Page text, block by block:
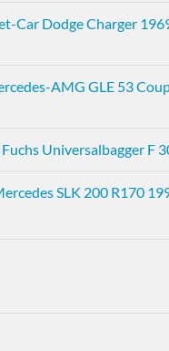
Car Dodge Charger
AMG GLE 53
Universalbagger F
SLK 200 R170